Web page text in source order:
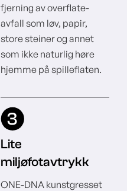
fjerning av overflate-
avfall som løv, papir,
store steiner og annet
som ikke naturlig høre
hjemme på spilleflaten.
Lite
miljøfotavtrykk
ONE-DNA kunstgresset